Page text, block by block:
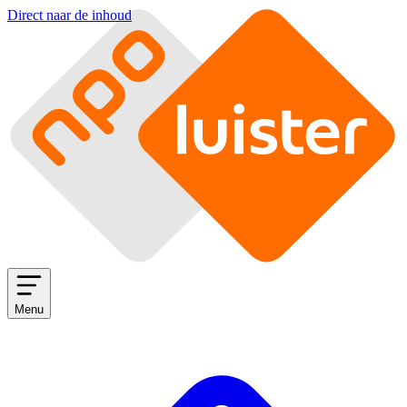
Direct naar de inhoud
Menu